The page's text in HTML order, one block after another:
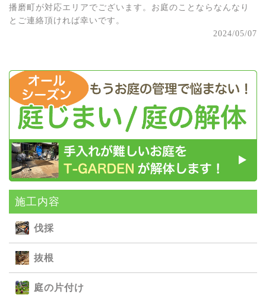
施⼯内容
伐採
抜根
庭の⽚付け
播磨町が対応エリアでございます。お庭のことならなんなり
とご連絡頂ければ幸いです。
2024/05/07